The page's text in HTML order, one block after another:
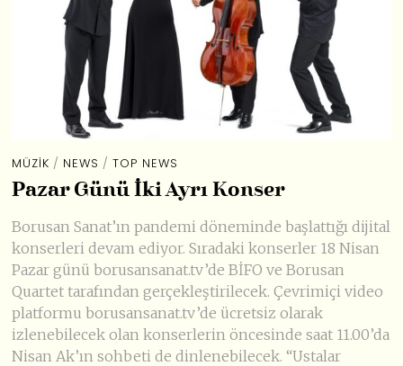
MÜZIK / NEWS / TOP NEWS
Pazar Günü İki Ayrı Konser
Borusan Sanat’ın pandemi döneminde başlattığı dijital
konserleri devam ediyor. Sıradaki konserler 18 Nisan
Pazar günü borusansanat.tv’de BİFO ve Borusan
Quartet tarafından gerçekleştirilecek. Çevrimiçi video
platformu borusansanat.tv’de ücretsiz olarak
izlenebilecek olan konserlerin öncesinde saat 11.00’da
Nisan Ak’ın sohbeti de dinlenebilecek. “Ustalar